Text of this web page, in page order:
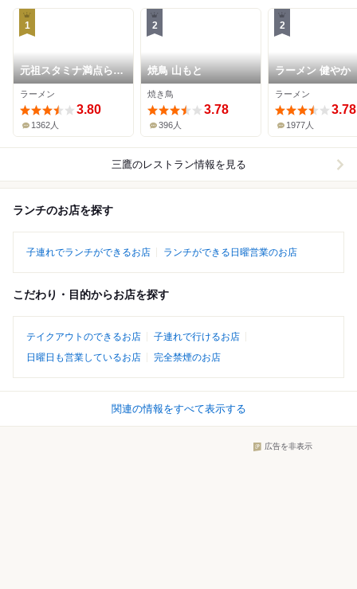
1
元祖スタミナ満点らー
めん すず鬼
ラーメン
3.80
1362人
2
焼鳥 山もと
焼き鳥
3.78
396人
2
ラーメン 健やか
ラーメン
3.78
1977人
三鷹のレストラン情報を見る
ランチのお店を探す
子連れでランチができるお店 ランチができる日曜営業のお店
こだわり・目的からお店を探す
テイクアウトのできるお店
子連れで行けるお店
日曜日も営業しているお店
完全禁煙のお店
関連の情報をすべて表示する
広告を非表示